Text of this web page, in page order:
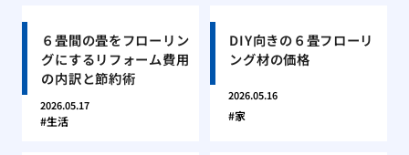
６畳間の畳をフローリン
グにするリフォーム費用
の内訳と節約術
2026.05.17
生活
DIY向きの６畳フローリ
ング材の価格
2026.05.16
家